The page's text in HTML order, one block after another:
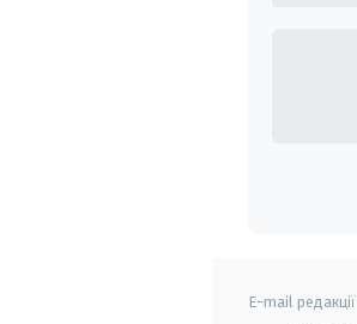
E-mail редакції